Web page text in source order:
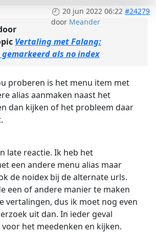
20 jun 2022 06:22 #24279
door Meander
Vertaling met Falang:
als no index
proberen is het menu item met
alias aanmaken naast het
dan kijken of het probleem daar
late reactie. Ik heb het
een andere menu alias maar
de noidex bij de alternate urls.
een of andere manier te maken
vertalingen, dus ik moet nog even
uit dan. In ieder geval
het meedenken en kijken.